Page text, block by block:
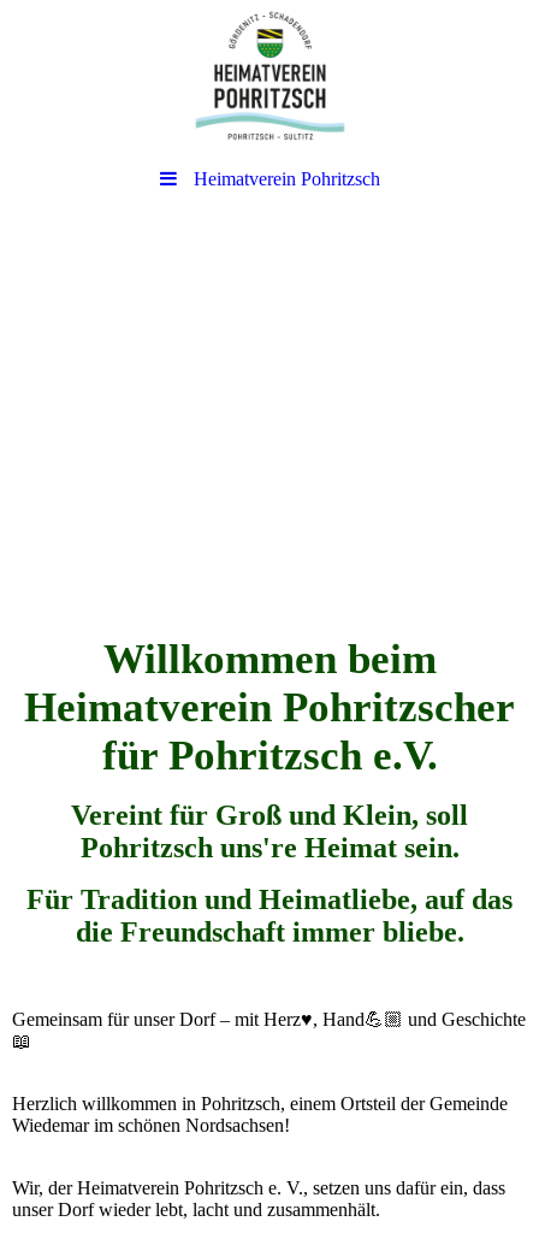
Heimatverein Pohritzsch
Willkommen beim
Heimatverein Pohritzscher
für Pohritzsch e.V.
Vereint für Groß und Klein, soll
Pohritzsch uns're Heimat sein.
Für Tradition und Heimatliebe, auf das
die Freundschaft immer bliebe.
Gemeinsam für unser Dorf – mit Herz♥️, Hand💪🏼 und Geschichte
📖
Herzlich willkommen in Pohritzsch, einem Ortsteil der Gemeinde
Wiedemar im schönen Nordsachsen!
Wir, der Heimatverein Pohritzsch e. V., setzen uns dafür ein, dass
unser Dorf wieder lebt, lacht und zusammenhält.